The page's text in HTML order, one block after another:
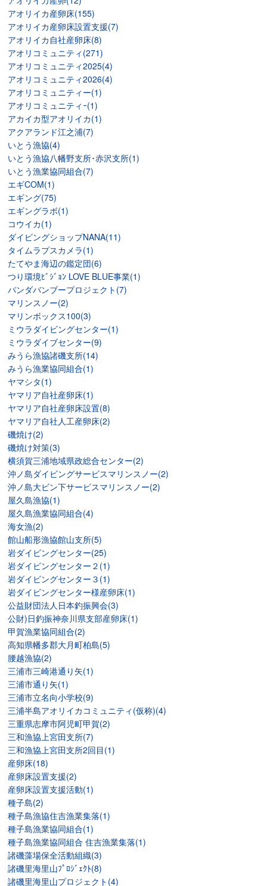
アオリイカ産卵床(155)
アオリイカ産卵床設置支援(7)
アオリイカ自社産卵床(8)
アオリコミュニティ(271)
アオリコミュニティ2025(4)
アオリコミュニティ2026(4)
アオリコミュニティー(1)
アオリコミュニティｰ(1)
アカイカ型アオリイカ(1)
アクアランド江之浦(7)
いとう漁協(4)
いとう漁協八幡野支所･赤沢支所(1)
いとう漁業協同組合(7)
エギCOM(1)
エギング(75)
エギングラボ(1)
コウイカ(1)
ダイビングショップNANA(11)
タイムラプスカメラ(1)
たてやま海辺の鑑定団(6)
つり環境ﾋﾞｼﾞｮﾝ LOVE BLUE事業(1)
パンダバンブープロジェクト(7)
マリンスノー(2)
マリンボックス100(3)
ミウラダイビングセンター(1)
ミウラダイブセンター(9)
みうら漁協諸磯支所(14)
みうら漁業協同組合(1)
ヤマシタ(1)
ヤマリア自社産卵床(1)
ヤマリア自社産卵床設置(8)
ヤマリア自社人工産卵床(2)
磯焼け(2)
磯焼け対策(3)
横須賀三浦地域県政総合センター(2)
沖ノ島ダイビングサービスマリンスノー(2)
沖ノ島大ビン下サービスマリンスノー(2)
屋久島漁協(1)
屋久島漁業協同組合(4)
海女漁(2)
館山船形漁協館山支所(5)
岩ダイビングセンター(25)
岩ダイビングセンター２(1)
岩ダイビングセンター３(1)
岩ダイビングセンター様産卵床(1)
公益財団法人日本釣振興会(3)
公財)日釣振神奈川県支部産卵床(1)
甲賀漁業協同組合(2)
高知県幡多郡大月町柏島(5)
腰越漁協(2)
三浦市三崎港通り矢(1)
三浦市通り矢(1)
三浦市立名向小学校(9)
三浦半島アオリイカコミュニティ(仮称)(4)
三重県志摩市阿児町甲賀(2)
三和漁協上宮田支所(7)
三和漁協上宮田支所2回目(1)
産卵床(18)
産卵床設置支援(2)
産卵床設置支援活動(1)
種子島(2)
種子島漁協住吉漁業集落(1)
種子島漁業協同組合(1)
種子島漁業協同組合 住吉漁業集落(1)
諸磯藻場保全活動組織(3)
諸磯里海里山ﾌﾟﾛｼﾞｪｸﾄ(8)
諸磯里海里山プロジェクト(4)